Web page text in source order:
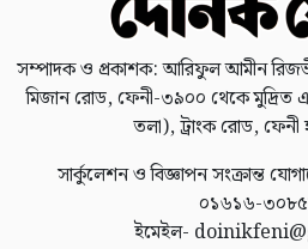
সম্পাদক ও প্রকাশক: আরিফুল আমীন
মিজান রোড, ফেনী-৩৯০০ থেকে মুদ্রিত
তলা), ট্রাংক রোড, ফেনী
সার্কুলেশন ও বিজ্ঞাপন সংক্রান্ত
০১৬১৬-
ইমেইল-